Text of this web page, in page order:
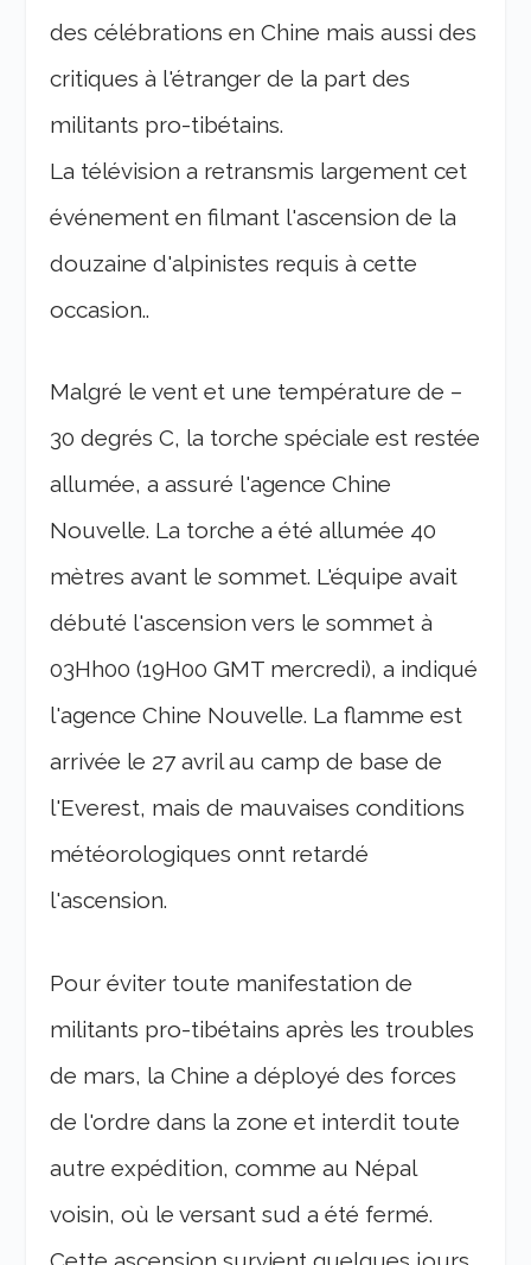
des célébrations en Chine mais aussi des
critiques à l'étranger de la part des
militants pro-tibétains.
La télévision a retransmis largement cet
événement en filmant l'ascension de la
douzaine d'alpinistes requis à cette
occasion..
Malgré le vent et une température de –
30 degrés C, la torche spéciale est restée
allumée, a assuré l'agence Chine
Nouvelle. La torche a été allumée 40
mètres avant le sommet. L'équipe avait
débuté l'ascension vers le sommet à
03Hh00 (19H00 GMT mercredi), a indiqué
l'agence Chine Nouvelle. La flamme est
arrivée le 27 avril au camp de base de
l'Everest, mais de mauvaises conditions
météorologiques onnt retardé
l'ascension.
Pour éviter toute manifestation de
militants pro-tibétains après les troubles
de mars, la Chine a déployé des forces
de l'ordre dans la zone et interdit toute
autre expédition, comme au Népal
voisin, où le versant sud a été fermé.